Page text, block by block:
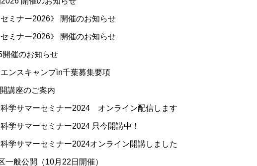
ミナー2026》 開催のお知らせ
ミナー2026》 開催のお知らせ
催のお知らせ
ンスキャンプin千葉募集要項
講座のご案内
科学サマーセミナー2024 オンライン配信します
学サマーセミナー2024 只今開講中！
科学サマーセミナー2024オンライン開講しました
一般公開（10月22日開催）